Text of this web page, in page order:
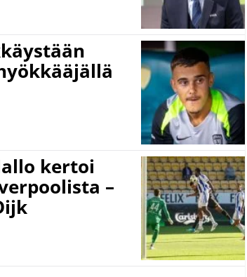
kertoi
–